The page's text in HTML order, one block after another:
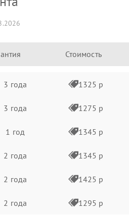
Стоимость
3 года 1325 р
3 года 1275 р
1 год 1345 р
2 года 1345 р
2 года 1425 р
2 года 1295 р